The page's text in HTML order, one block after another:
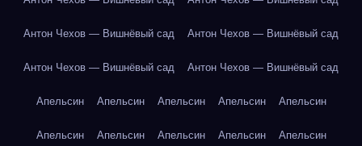
Антон Чехов — Вишнёвый сад Антон Чехов — Вишнёвый сад
Антон Чехов — Вишнёвый сад Антон Чехов — Вишнёвый сад
Апельсин Апельсин Апельсин Апельсин Апельсин
Апельсин Апельсин Апельсин Апельсин Апельсин